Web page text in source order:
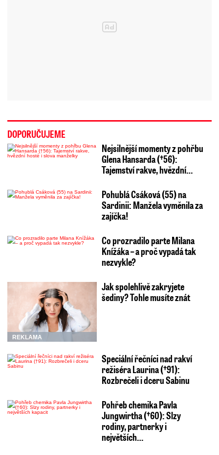
DOPORUČUJEME
Nejsilnější momenty z pohřbu
Glena Hansarda (†56):
Tajemství rakve, hvězdní…
Pohublá Csáková (55) na
Sardinii: Manžela vyměnila za
zajíčka!
Co prozradilo parte Milana
Knížáka – a proč vypadá tak
nezvykle?
REKLAMA
Jak spolehlivě zakryjete
šediny? Tohle musíte znát
Speciální řečníci nad rakví
režiséra Laurina (†91):
Rozbrečeli i dceru Sabinu
Pohřeb chemika Pavla
Jungwirtha (†60): Slzy
rodiny, partnerky i
největších…